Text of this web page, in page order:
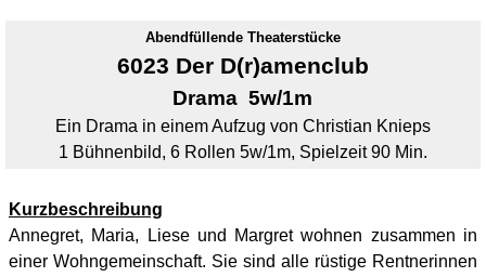
Abendfüllende Theaterstücke
6023 Der D(r)amenclub
Drama 5w/1m
Ein Drama in einem Aufzug von Christian Knieps
1 Bühnenbild, 6 Rollen 5w/1m, Spielzeit 90 Min.
Kurzbeschreibung
Annegret, Maria, Liese und Margret wohnen zusammen in
einer Wohngemeinschaft. Sie sind alle rüstige Rentnerinnen